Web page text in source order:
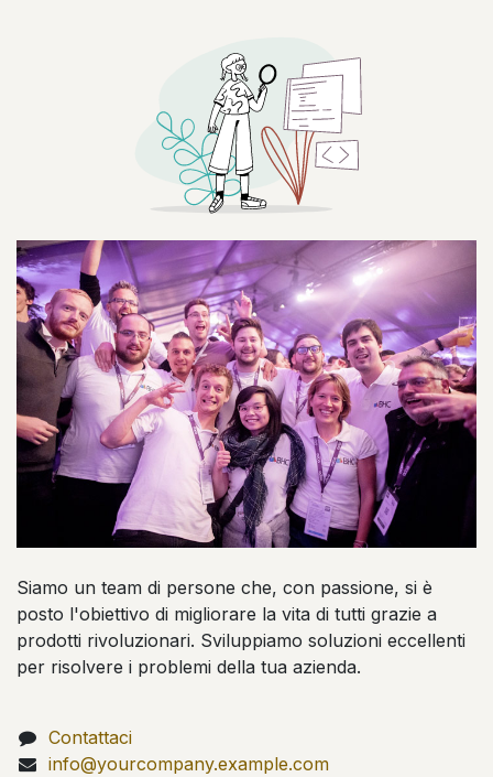
Siamo un team di persone che, con passione, si è
posto l'obiettivo di migliorare la vita di tutti grazie a
prodotti rivoluzionari. Sviluppiamo soluzioni eccellenti
per risolvere i problemi della tua azienda.
Contattaci
info@yourcompany.example.com